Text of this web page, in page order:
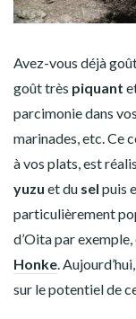
Avez-vous déjà
goût très piquant
parcimonie dans
marinades, etc. Ce
à vos plats, est
yuzu et du sel puis
particulièrement
d’Oita par
Honke .
sur le potentiel de